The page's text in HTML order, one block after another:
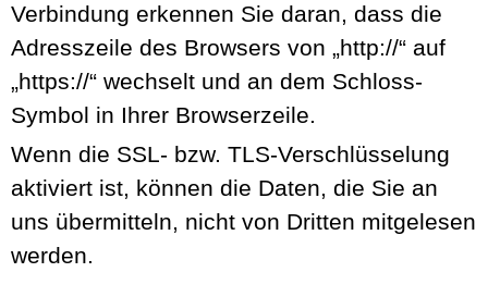
Verbindung erkennen Sie daran, dass die
Adresszeile des Browsers von „http://“ auf
„https://“ wechselt und an dem Schloss-
Symbol in Ihrer Browserzeile.
Wenn die SSL- bzw. TLS-Verschlüsselung
aktiviert ist, können die Daten, die Sie an
uns übermitteln, nicht von Dritten mitgelesen
werden.